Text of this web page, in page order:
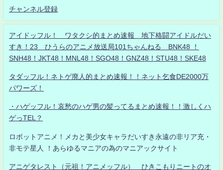
チャンネル登録
アイドッフル！ ワタクシ的まとめ速報 地下格闘アイドルだい
すき！23 ひうらのアニメ放送局101ちゃんねる BNK48 ！
SNH48！JKT48！MNL48！SGO48！GNZ48！STU48！SKE48
タダッフル！ネトゲ廃人的まとめ速報！！ネット乞食DE2000万
パワーズ！
・ハゲッフル！哀愁のハゲ男の髪ってるまとめ速報！！激しくハ
ゲっTEL？
ロボットアニメ！メカと美少女キャラだいすき永遠の非リア充・
非モテ星人 ！あらゆるマニアの為のマニアックサイト
アニゲタレスト（元祖！アニメッフル） ひきこもりニートのオ